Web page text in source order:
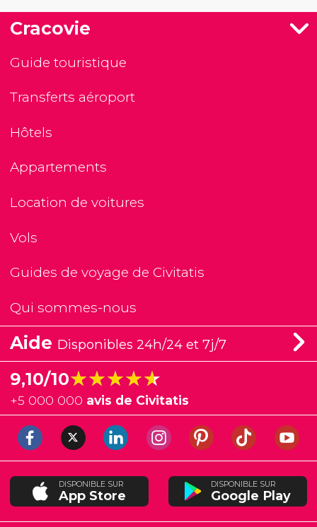
Cracovie
Guide touristique
Transferts aéroport
Hôtels
Appartements
Location de voitures
Vols
Guides de voyage de Civitatis
Qui sommes-nous
Aide Disponibles 24h/24 et 7j/7
9,10/10★★★★★
★★★★★
+5 000 000 avis de Civitatis
DISPONIBLE SUR
App Store
DISPONIBLE SUR
Google Play